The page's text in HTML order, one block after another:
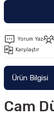
Yorum Yaz
Karşılaştır
Ürün Bilgisi
Cam